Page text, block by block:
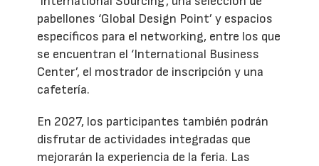
pabellones ‘Global Design Point’ y espacios
específicos para el networking, entre los que
se encuentran el ‘International Business
Center’, el mostrador de inscripción y una
cafetería.
En 2027, los participantes también podrán
disfrutar de actividades integradas que
mejorarán la experiencia de la feria. Las